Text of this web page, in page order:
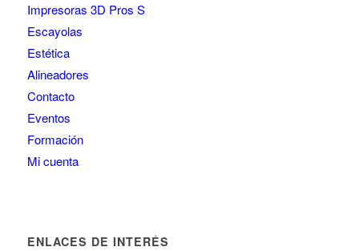
Impresoras 3D Pros S
Escayolas
Estética
Alineadores
Contacto
Eventos
Formación
Mi cuenta
ENLACES DE INTERÉS